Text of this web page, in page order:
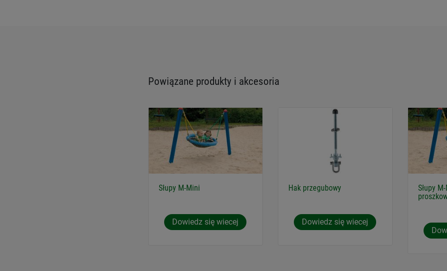
Powiązane produkty i akcesoria
Słupy M-Mini
Dowiedz się wiecej
Hak przegubowy
Dowiedz się wiecej
Słupy